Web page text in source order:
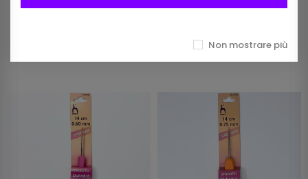
Prodotti della stessa categoria
Non mostrare più